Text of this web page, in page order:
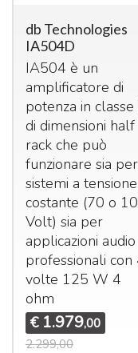
db Technologies
IA504D
IA504 è un
amplificatore di
potenza in classe
di dimensioni half
rack che può
funzionare sia per
sistemi a tensione
costante (70 o
Volt) sia per
applicazioni audio
professionali con
volte 125 W 4
ohm
€ 1.979,00
2.299,00